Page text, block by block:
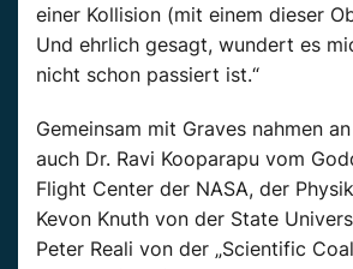
einer Kollision (mit einem dieser
Und ehrlich gesagt, wundert es
nicht schon passiert ist.“
Gemeinsam mit Graves nahmen
auch Dr. Ravi Kooparapu vom
Flight Center der NASA, der
Kevon Knuth von der State
Peter Reali von der „Scientific